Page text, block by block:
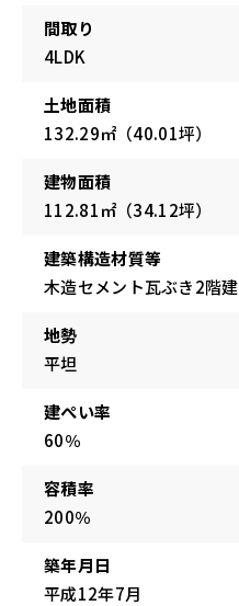
間取り
4LDK
土地面積
132.29㎡（40.01坪）
建物面積
112.81㎡（34.12坪）
建築構造材質等
木造セメント瓦ぶき2階建
地勢
平坦
建ぺい率
60％
容積率
200％
築年月日
平成12年7月